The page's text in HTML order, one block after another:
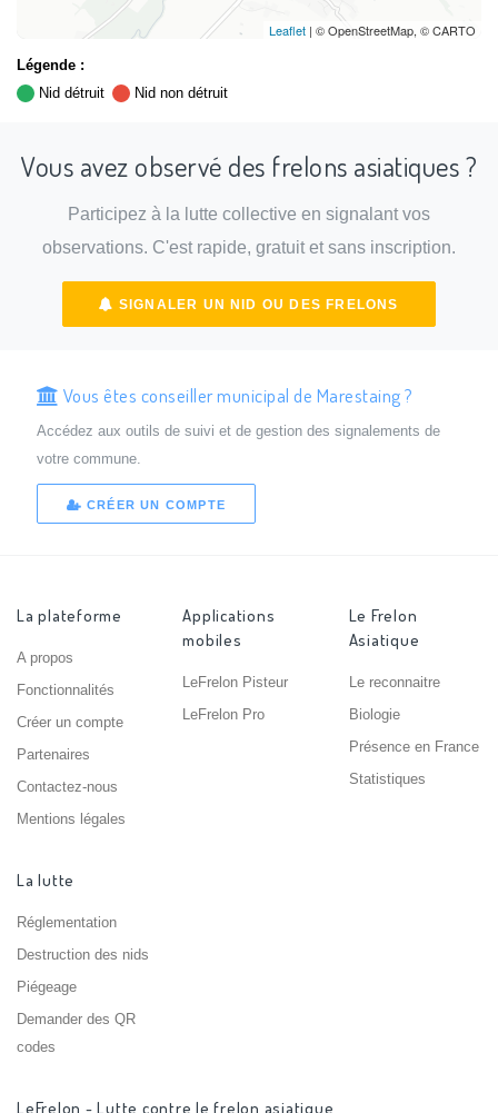
Leaflet | © OpenStreetMap, © CARTO
Légende :
Nid détruit
Nid non détruit
Vous avez observé des frelons asiatiques ?
Participez à la lutte collective en signalant vos
observations. C'est rapide, gratuit et sans inscription.
SIGNALER UN NID OU DES FRELONS
Vous êtes conseiller municipal de Marestaing ?
Accédez aux outils de suivi et de gestion des signalements de
votre commune.
CRÉER UN COMPTE
La plateforme
A propos
Fonctionnalités
Créer un compte
Partenaires
Contactez-nous
Mentions légales
Applications
mobiles
LeFrelon Pisteur
LeFrelon Pro
Le Frelon
Asiatique
Le reconnaitre
Biologie
Présence en France
Statistiques
La lutte
Réglementation
Destruction des nids
Piégeage
Demander des QR
codes
LeFrelon - Lutte contre le frelon asiatique